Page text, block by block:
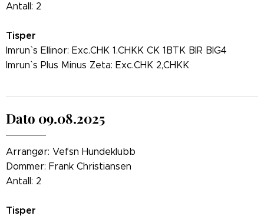
Antall: 2
Tisper
Imrun` s Ellinor: Exc.CHK 1.CHKK CK 1BTK BIR BIG4
Imrun` s Plus Minus Zeta: Exc.CHK 2,CHKK
Dato 09.08.2025
Arrangør: Vefsn Hundeklubb
Dommer: Frank Christiansen
Antall: 2
Tisper